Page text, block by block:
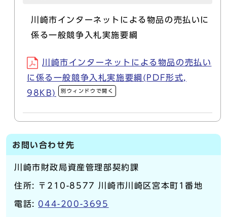
川崎市インターネットによる物品の売払いに
係る一般競争入札実施要綱
川崎市インターネットによる物品の売払い
に係る一般競争入札実施要綱(PDF形式,
98KB)
別ウィンドウで開く
お問い合わせ先
川崎市財政局資産管理部契約課
住所: 〒210-8577 川崎市川崎区宮本町1番地
電話: 044-200-3695